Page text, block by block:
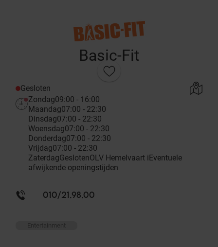
Basic-Fit
Gesloten
Zondag09:00 - 16:00
Maandag07:00 - 22:30
Dinsdag07:00 - 22:30
Woensdag07:00 - 22:30
Donderdag07:00 - 22:30
Vrijdag07:00 - 22:30
ZaterdagGeslotenOLV Hemelvaart i Eventuele
afwijkende openingstijden
010/21.98.00
Entertainment